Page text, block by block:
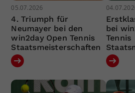
05.07.2026
4. Triumph für
Neumayer bei den
win2day Open Tennis
Staatsmeisterschaften
bei
Tennis